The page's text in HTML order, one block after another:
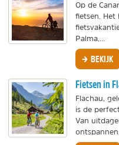
Op de
fietsen. Het
Palma,...
BEKIJK
Fietsen in
Flachau,
is de
Van